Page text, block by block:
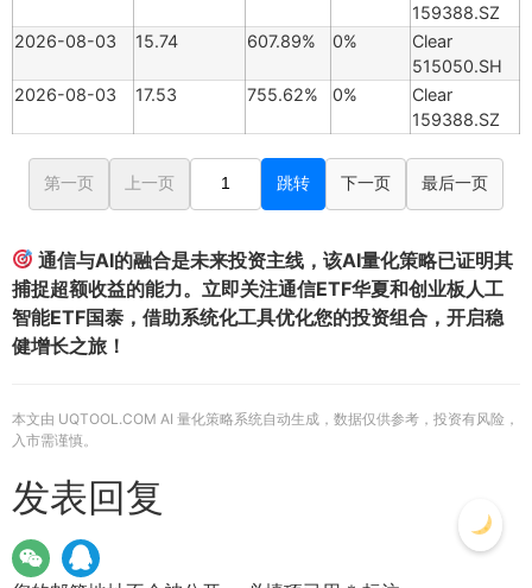
159388.SZ
2026-08-03
15.74 607.89% 0%
Clear
515050.SH
2026-08-03
17.53 755.62% 0%
Clear
159388.SZ
第一页 上一页 跳转 下一页 最后一页
通信与AI的融合是未来投资主线，该AI量化策略已证明其
捕捉超额收益的能力。立即关注通信ETF华夏和创业板人工
智能ETF国泰，借助系统化工具优化您的投资组合，开启稳
健增长之旅！
本文由 UQTOOL.COM AI 量化策略系统自动生成，数据仅供参考，投资有风险，
入市需谨慎。
发表回复